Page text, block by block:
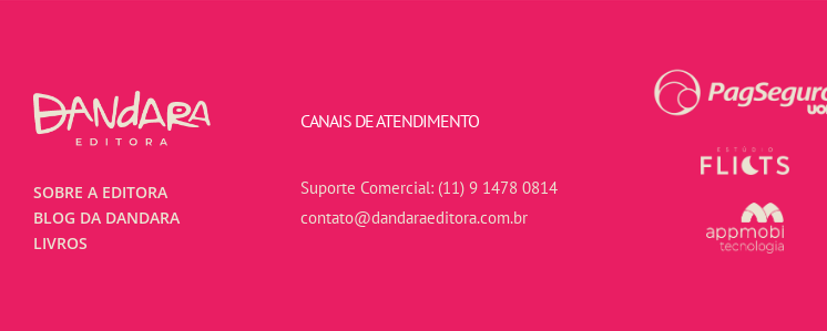
SOBRE A EDITORA
BLOG DA DANDARA
LIVROS
CANAIS DE ATENDIMENTO
Suporte Comercial: (11) 9 1478 0814
contato@dandaraeditora.com.br